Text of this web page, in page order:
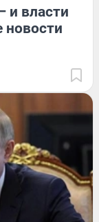
и власти
новости